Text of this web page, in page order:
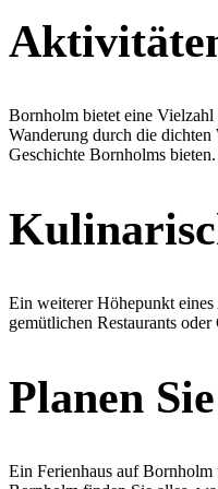
Bornholm bietet eine
Wanderung durch die
Geschichte Bornholms
Ein weiterer Höhepunkt
gemütlichen Restaurants
Planen
Ein Ferienhaus auf Bornholm